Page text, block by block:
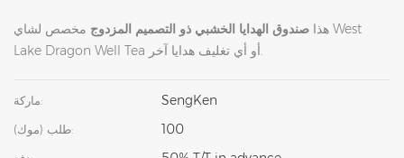
هذا صندوق الهدايا الخشبي ذو التصميم المزدوج مخصص لشاي West
Lake Dragon Well Tea أو أي تغليف هدايا آخر.
ماركة: SengKen
طلب (موك): 100